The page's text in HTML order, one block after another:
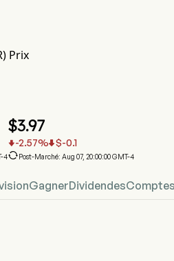
Prix
4
$3.97
-2.57% $-0.1
Post-Marché: Aug 07, 20:00:00 GMT-4
GagnerDividendes